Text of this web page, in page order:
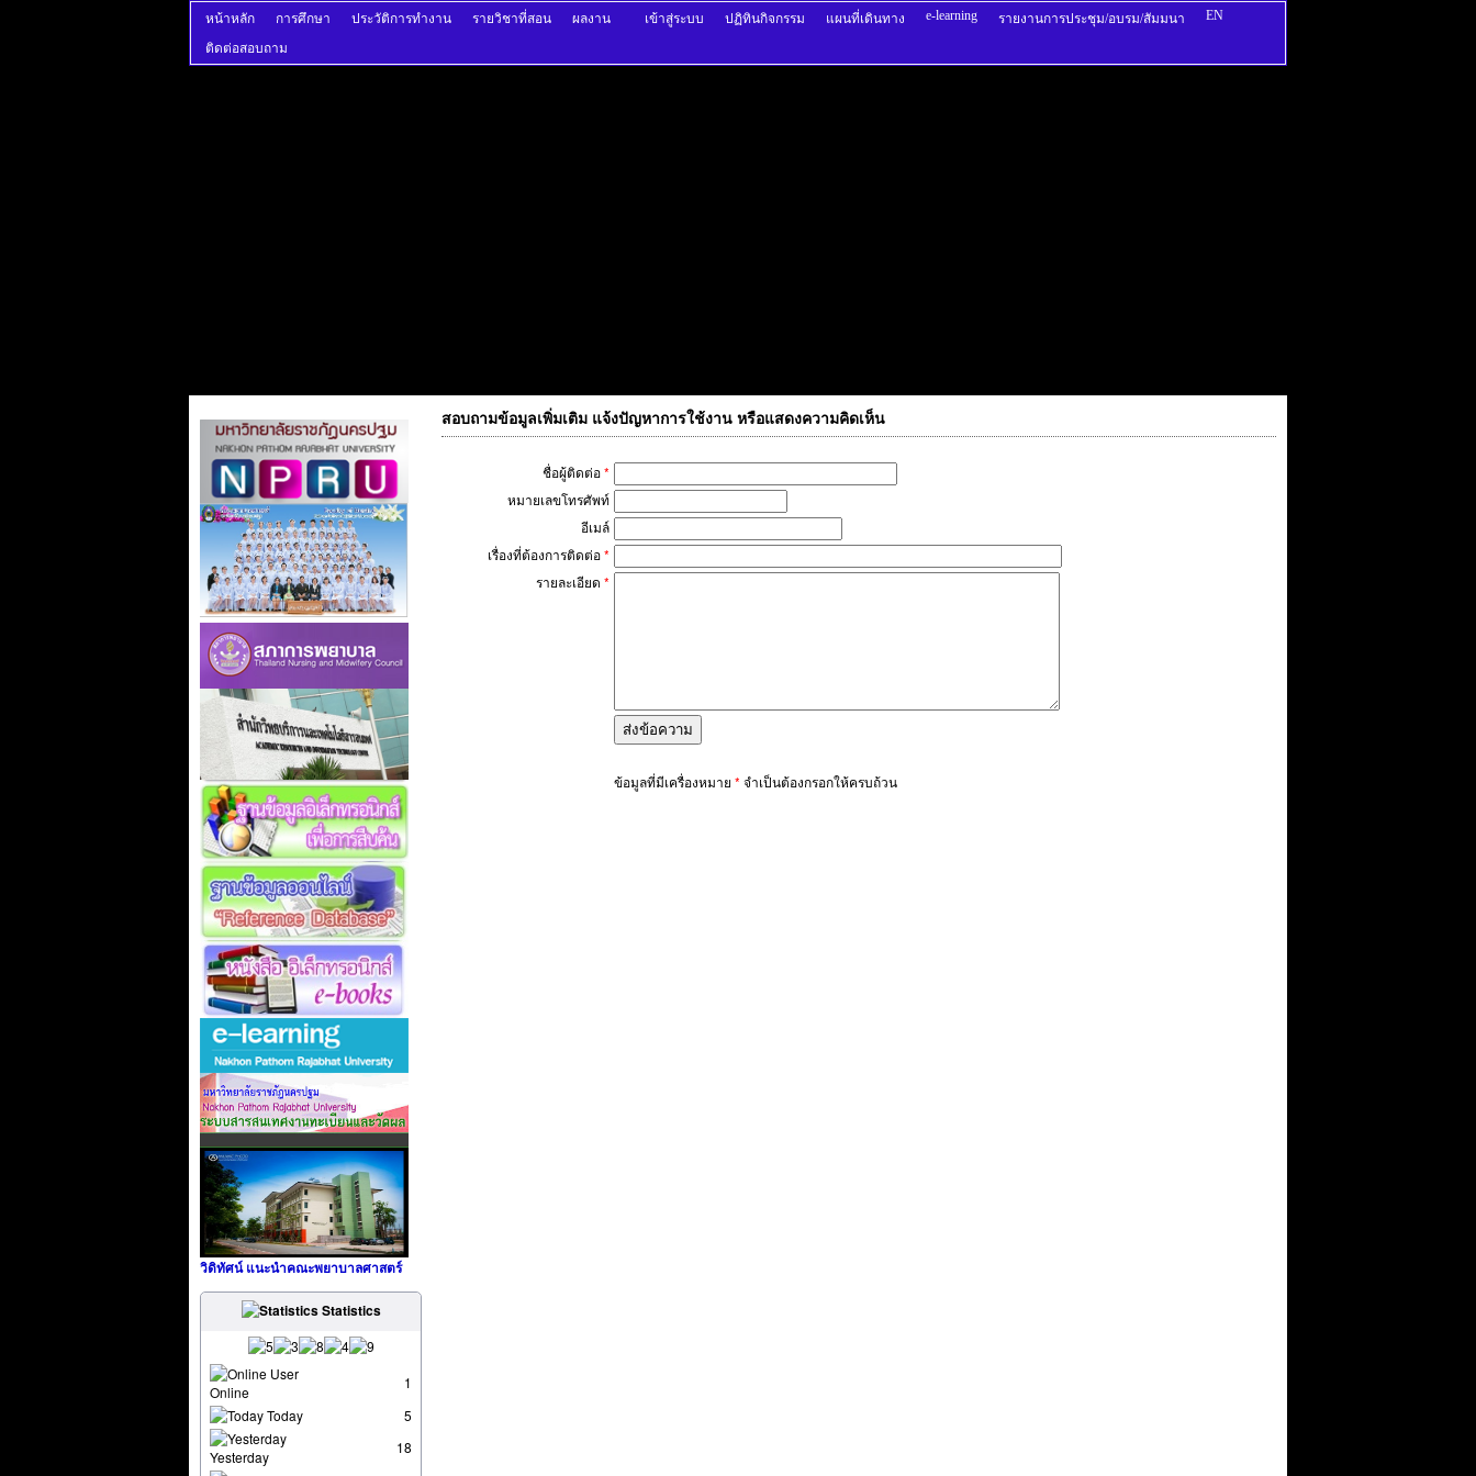
หน้าหลัก การศึกษา ประวัติการทำงาน รายวิชาที่สอน ผลงาน เข้าสู่ระบบ ปฏิทินกิจกรรม แผนที่เดินทาง e-learning รายงานการประชุม/อบรม/สัมมนา EN
ติดต่อสอบถาม
วิดิทัศน์ แนะนำคณะพยาบาลศาสตร์
Statistics
User
Online
1
Today
5
Yesterday
18
สอบถามข้อมูลเพิ่มเติม แจ้งปัญหาการใช้งาน หรือแสดงความคิดเห็น
ชื่อผู้ติดต่อ*
หมายเลขโทรศัพท์
อีเมล์
เรื่องที่ต้องการติดต่อ*
รายละเอียด *
ข้อมูลที่มีเครื่องหมาย * จำเป็นต้องกรอกให้ครบถ้วน